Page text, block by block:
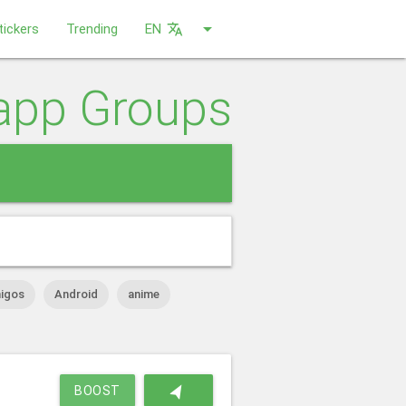
Trending EN arrow_drop_down
translate
Groups
Android anime
navigation
BOOST